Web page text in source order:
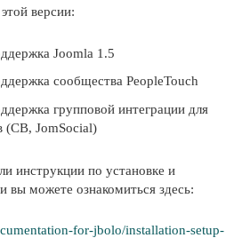
версии:
Joomla 1.5
сообщества PeopleTouch
групповой интеграции для
(CB, JomSocial)
инструкции по установке и
вы можете ознакомиться здесь:
for-jbolo/installation-setup-